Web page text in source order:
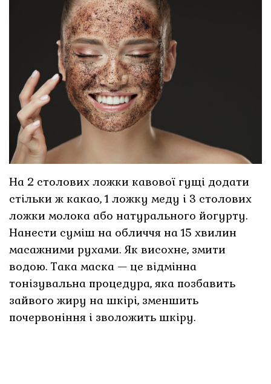
На 2 столових ложки кавової гущі додати
стільки ж какао, 1 ложку меду і 3 столових
ложки молока або натурального йогурту.
Нанести суміш на обличчя на 15 хвилин
масажними рухами. Як висохне, змити
водою. Така маска — це відмінна
тонізувальна процедура, яка позбавить
зайвого жиру на шкірі, зменшить
почервоніння і зволожить шкіру.